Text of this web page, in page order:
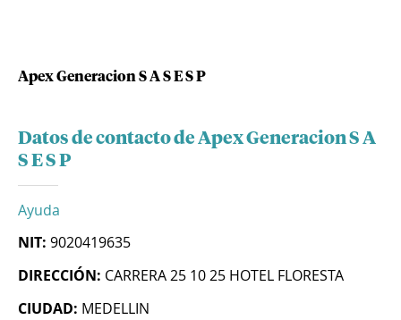
Apex Generacion S A S E S P
Datos de contacto de Apex Generacion S A
S E S P
Ayuda
NIT: 9020419635
DIRECCIÓN: CARRERA 25 10 25 HOTEL FLORESTA
CIUDAD: MEDELLIN